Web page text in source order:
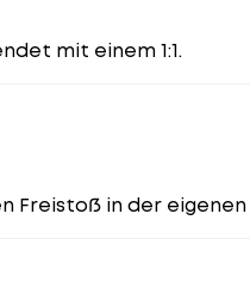
mit einem 1:1.
Freistoß in der eigenen